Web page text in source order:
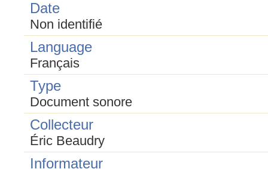
Date
Non identifié
Language
Français
Type
Document sonore
Collecteur
Éric Beaudry
Informateur